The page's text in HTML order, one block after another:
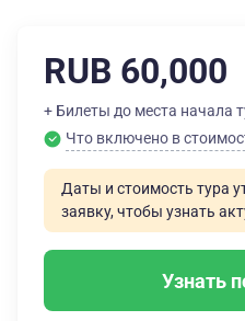
RUB 60,000
+ Билеты до места начала
Что включено в
Даты и стоимость тура
заявку, чтобы узнать
Узнать